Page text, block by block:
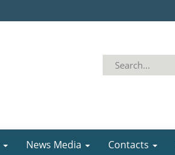
News Media Contacts